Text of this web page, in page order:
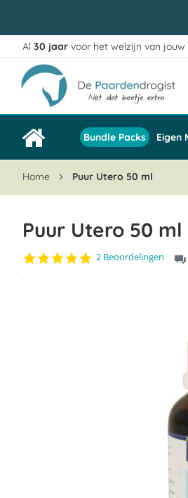
Ga
naar
de
inhoud
Al 30 jaar voor het welzijn van jouw
Bundle Packs Eigen
Home Puur Utero 50 ml
Puur Utero 50 ml
5.0
2 Beoordelingen